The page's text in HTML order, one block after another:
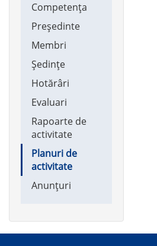
navigation
Competența
Președinte
Membri
Ședințe
Hotărâri
Evaluari
Rapoarte de
activitate
Planuri de
activitate
Anunțuri